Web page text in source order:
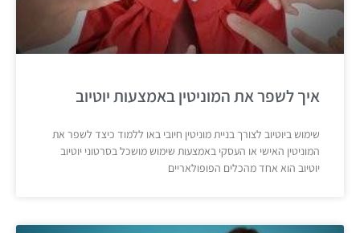
איך לשפר את המוניטין באמצעות יוטיוב
שימוש ביוטיוב לצורך בניית מוניטין חיובי באו ללמוד כיצד לשפר את
המוניטין האישי או העסקי באמצעות שימוש מושכל בסרטוני יוטיוב
יוטיוב הוא אחד מהכלים הפופולאריים